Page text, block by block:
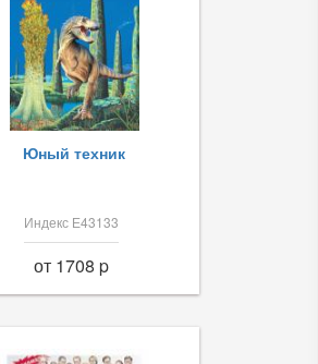
Юный техник
Индекс Е43133
от 1708 p